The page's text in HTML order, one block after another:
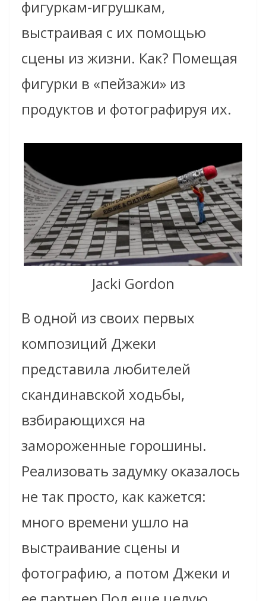
фигуркам-игрушкам,
выстраивая с их помощью
сцены из жизни. Как? Помещая
фигурки в «пейзажи» из
продуктов и фотографируя их.
Jacki Gordon
В одной из своих первых
композиций Джеки
представила любителей
скандинавской ходьбы,
взбирающихся на
замороженные горошины.
Реализовать задумку оказалось
не так просто, как кажется:
много времени ушло на
выстраивание сцены и
фотографию, а потом Джеки и